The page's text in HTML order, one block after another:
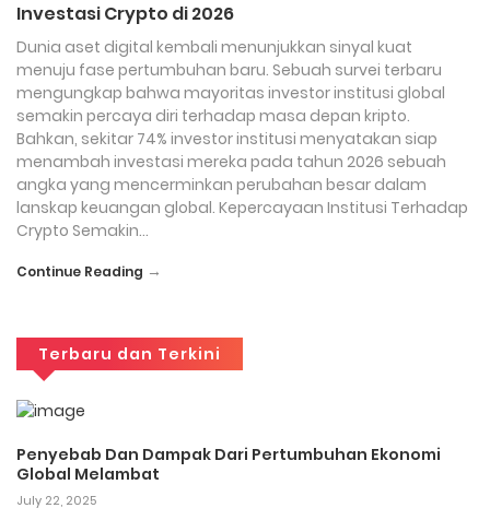
Investasi Crypto di 2026
Dunia aset digital kembali menunjukkan sinyal kuat
menuju fase pertumbuhan baru. Sebuah survei terbaru
mengungkap bahwa mayoritas investor institusi global
semakin percaya diri terhadap masa depan kripto.
Bahkan, sekitar 74% investor institusi menyatakan siap
menambah investasi mereka pada tahun 2026 sebuah
angka yang mencerminkan perubahan besar dalam
lanskap keuangan global. Kepercayaan Institusi Terhadap
Crypto Semakin…
Continue Reading →
Terbaru dan Terkini
Penyebab Dan Dampak Dari Pertumbuhan Ekonomi
Global Melambat
July 22, 2025